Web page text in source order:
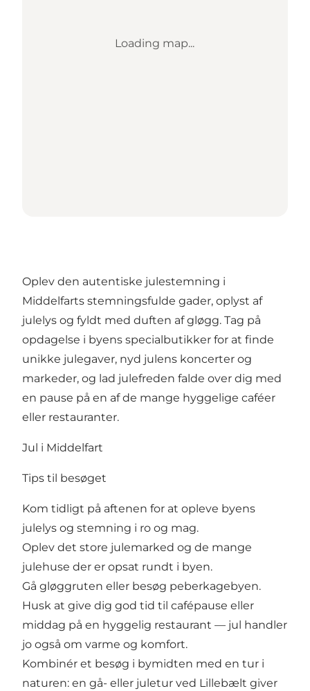
Loading map...
Oplev den autentiske julestemning i
Middelfarts stemningsfulde gader, oplyst af
julelys og fyldt med duften af gløgg. Tag på
opdagelse i byens specialbutikker for at finde
unikke julegaver, nyd julens koncerter og
markeder, og lad julefreden falde over dig med
en pause på en af de mange hyggelige caféer
eller restauranter.
Jul i Middelfart
Tips til besøget
Kom tidligt på aftenen for at opleve byens
julelys og stemning i ro og mag.
Oplev det store julemarked og de mange
julehuse der er opsat rundt i byen.
Gå gløggruten eller besøg peberkagebyen.
Husk at give dig god tid til cafépause eller
middag på en hyggelig restaurant — jul handler
jo også om varme og komfort.
Kombinér et besøg i bymidten med en tur i
naturen: en gå- eller juletur ved Lillebælt giver